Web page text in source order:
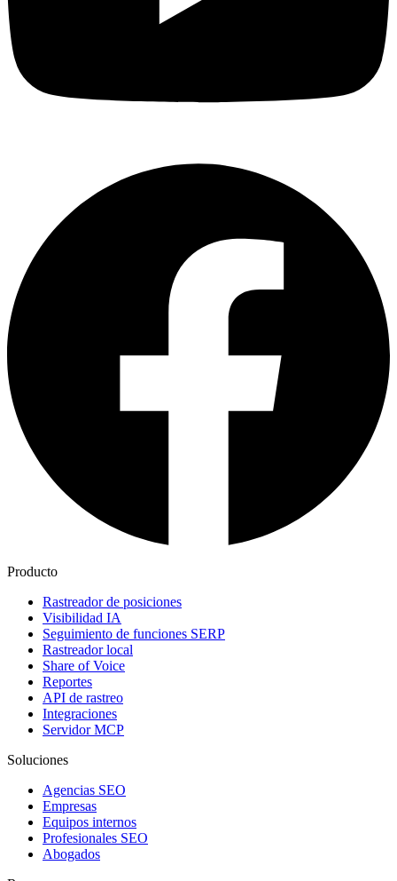
Producto
Rastreador de posiciones
Visibilidad IA
Seguimiento de funciones SERP
Rastreador local
Share of Voice
Reportes
API de rastreo
Integraciones
Servidor MCP
Soluciones
Agencias SEO
Empresas
Equipos internos
Profesionales SEO
Abogados